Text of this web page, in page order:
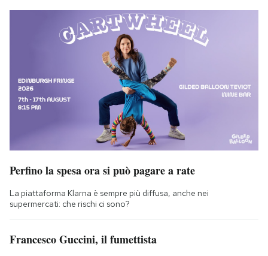
Perfino la spesa ora si può pagare a rate
La piattaforma Klarna è sempre più diffusa, anche nei
supermercati: che rischi ci sono?
Francesco Guccini, il fumettista